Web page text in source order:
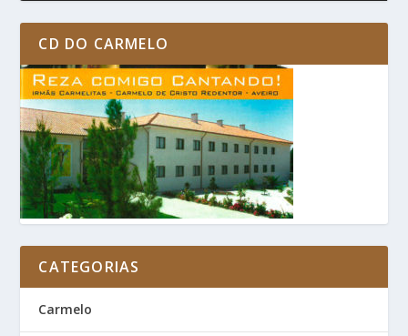
CD DO CARMELO
CATEGORIAS
Carmelo